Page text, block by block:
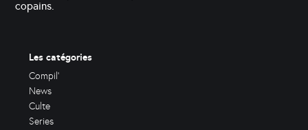
copains.
Les catégories
Compil'
News
Culte
Series